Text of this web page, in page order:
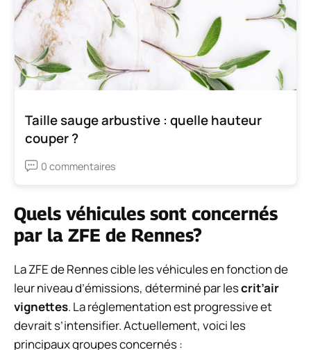
Taille sauge arbustive : quelle hauteur
couper ?
0 commentaires
Quels véhicules sont concernés
par la ZFE de Rennes?
La ZFE de Rennes cible les véhicules en fonction de
leur niveau d’émissions, déterminé par lescrit’air
vignettes. La réglementation est progressive et
devrait s’intensifier. Actuellement, voici les
principaux groupes concernés :